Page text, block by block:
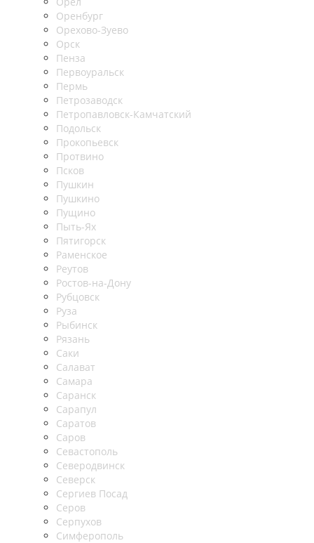
Оренбург
Орехово-Зуево
Орск
Пенза
Первоуральск
Пермь
Петрозаводск
Петропавловск-Камчатский
Подольск
Прокопьевск
Протвино
Псков
Пушкин
Пушкино
Пущино
Пыть-Ях
Пятигорск
Раменское
Реутов
Ростов-на-Дону
Рубцовск
Руза
Рыбинск
Рязань
Саки
Салават
Самара
Саранск
Сарапул
Саратов
Саров
Севастополь
Северодвинск
Северск
Сергиев Посад
Серов
Серпухов
Симферополь